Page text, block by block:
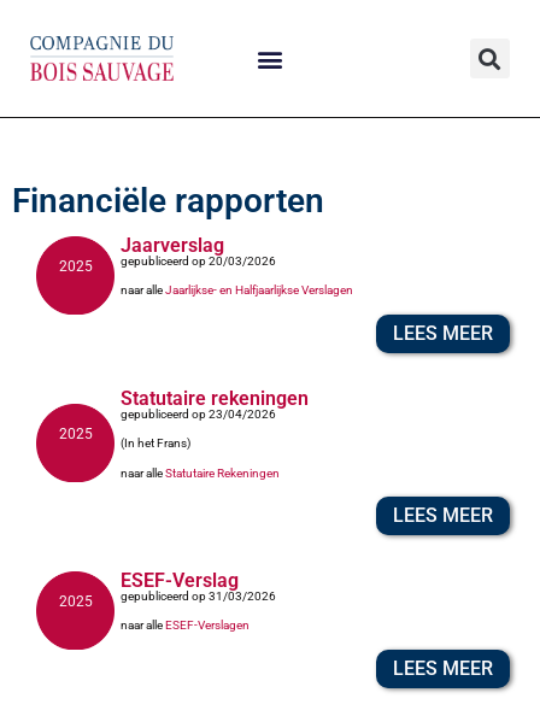
Financiële rapporten
2025
Jaarverslag
gepubliceerd op 20/03/2026
naar alleJaarlijkse- en Halfjaarlijkse Verslagen
LEES MEER
2025
Statutaire rekeningen
gepubliceerd op 23/04/2026
(In het Frans)
naar alleStatutaire Rekeningen
LEES MEER
2025
ESEF-Verslag
gepubliceerd op 31/03/2026
naar alle ESEF-Verslagen
LEES MEER